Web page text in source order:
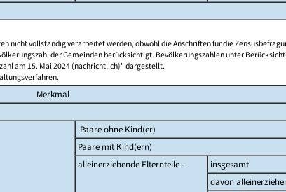
nicht vollständig verarbeitet werden, obwohl die Anschriften für die
der Gemeinden berücksichtigt. Bevölkerungszahlen unter
am 15. Mai 2024 (nachrichtlich)" dargestellt.
Merkmal
Paare ohne Kind(er)
Paare mit Kind(ern)
alleinerziehende Elternteile -
insgesamt
davon